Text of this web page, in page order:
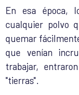
En esa época,
cualquier polvo
quemar
que venían
trabajar,
"tierras".